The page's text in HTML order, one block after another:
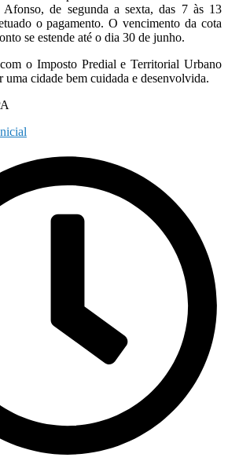
de segunda a sexta, das 7 às 13
o pagamento. O vencimento da cota
se estende até o dia 30 de junho.
o Imposto Predial e Territorial Urbano
cidade bem cuidada e desenvolvida.